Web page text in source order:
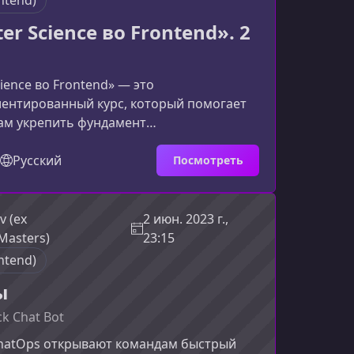
Science во Frontend». 2
во Frontend» — это
курс, который помогает
укрепить фундамент
научиться применять алгоритмы,
и выйти на уровень
Frontend Developer. Материал
и через реальные задачи, чтобы
но и умели применять знания в
прохождение курсаОбучение
вокруг ключевых принципов Computer
Русский Посмотреть
(ex
2 июн. 2023 г.,
23:15
Chat Bot
открывают командам быстрый